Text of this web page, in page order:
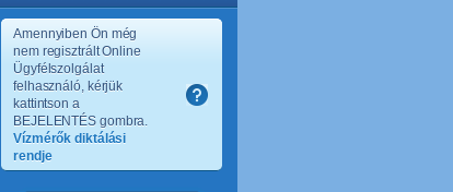
Amennyiben Ön még
nem regisztrált Online
Ügyfélszolgálat
felhasználó, kérjük
kattintson a
BEJELENTÉS gombra.
Vízmérők diktálási
rendje